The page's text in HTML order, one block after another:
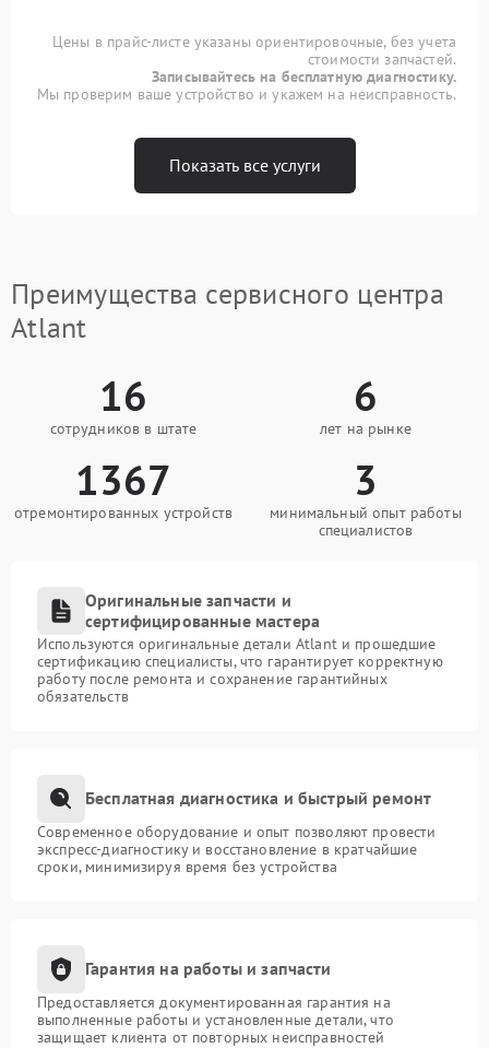
Цены в прайс-листе указаны ориентировочные, без учета
стоимости запчастей.
Записывайтесь на бесплатную диагностику.
Мы проверим ваше устройство и укажем на неисправность.
Показать все услуги
Преимущества сервисного центра
Atlant
16
сотрудников в штате
6
лет на рынке
1367
отремонтированных устройств
3
минимальный опыт работы
специалистов
Оригинальные запчасти и
сертифицированные мастера
Используются оригинальные детали Atlant и прошедшие
сертификацию специалисты, что гарантирует корректную
работу после ремонта и сохранение гарантийных
обязательств
Бесплатная диагностика и быстрый ремонт
Современное оборудование и опыт позволяют провести
экспресс-диагностику и восстановление в кратчайшие
сроки, минимизируя время без устройства
Гарантия на работы и запчасти
Предоставляется документированная гарантия на
выполненные работы и установленные детали, что
защищает клиента от повторных неисправностей